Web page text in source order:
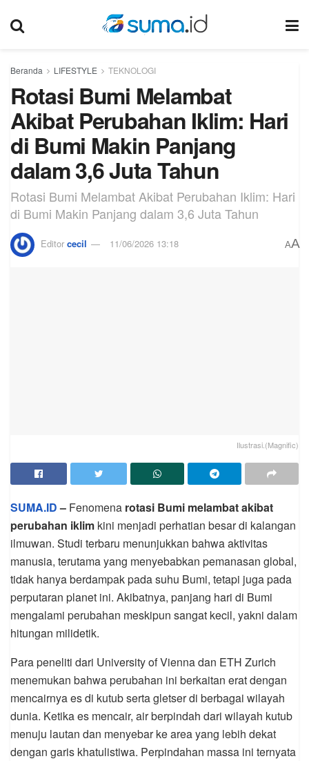
Beranda LIFESTYLE TEKNOLOGI
Rotasi Bumi Melambat
Akibat Perubahan Iklim: Hari
di Bumi Makin Panjang
dalam 3,6 Juta Tahun
Rotasi Bumi Melambat Akibat Perubahan Iklim: Hari
di Bumi Makin Panjang dalam 3,6 Juta Tahun
Editor cecil 11/06/2026 13:18 AA
Ilustrasi.(Magnific)
SUMA.ID– Fenomena rotasi Bumi melambat akibat
perubahan iklim kini menjadi perhatian besar di kalangan
ilmuwan. Studi terbaru menunjukkan bahwa aktivitas
manusia, terutama yang menyebabkan pemanasan global,
tidak hanya berdampak pada suhu Bumi, tetapi juga pada
perputaran planet ini. Akibatnya, panjang hari di Bumi
mengalami perubahan meskipun sangat kecil, yakni dalam
hitungan milidetik.
Para peneliti dari University of Vienna dan ETH Zurich
menemukan bahwa perubahan ini berkaitan erat dengan
mencairnya es di kutub serta gletser di berbagai wilayah
dunia. Ketika es mencair, air berpindah dari wilayah kutub
menuju lautan dan menyebar ke area yang lebih dekat
dengan garis khatulistiwa. Perpindahan massa ini ternyata